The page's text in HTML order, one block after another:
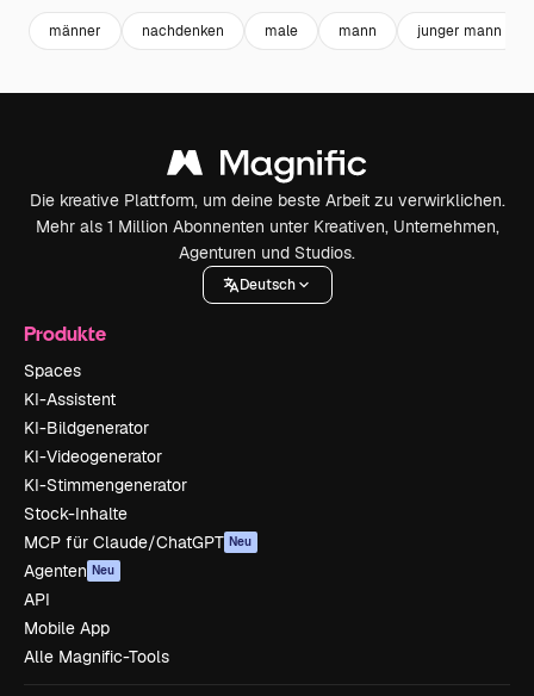
männer nachdenken male mann junger mann
Die kreative Plattform, um deine beste Arbeit zu verwirklichen.
Mehr als 1 Million Abonnenten unter Kreativen, Unternehmen,
Agenturen und Studios.
Deutsch
Produkte
Spaces
KI-Assistent
KI-Bildgenerator
KI-Videogenerator
KI-Stimmengenerator
Stock-Inhalte
MCP für Claude/ChatGPT Neu
Agenten Neu
API
Mobile App
Alle Magnific-Tools